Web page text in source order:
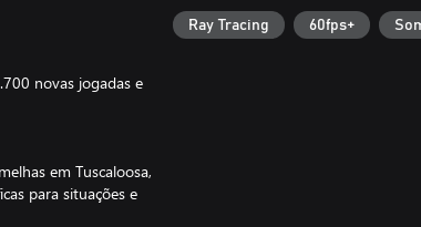
novas jogadas e
em Tuscaloosa,
para situações e
Ray Tracing 60fps+